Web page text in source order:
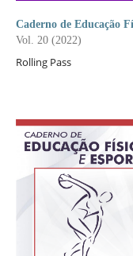
Caderno de Educação
Vol. 20 (2022)
Rolling Pass